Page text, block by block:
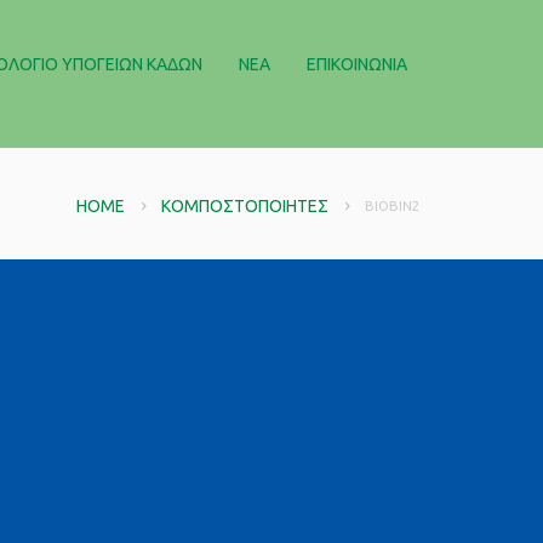
ΥΠΌΓΕΙΩΝ ΚΆΔΩΝ ΝΈΑ ΕΠΙΚΟΙΝΩΝΊΑ
HOME ΚΟΜΠΟΣΤΟΠΟΙΗΤΈΣ BIOBIN2